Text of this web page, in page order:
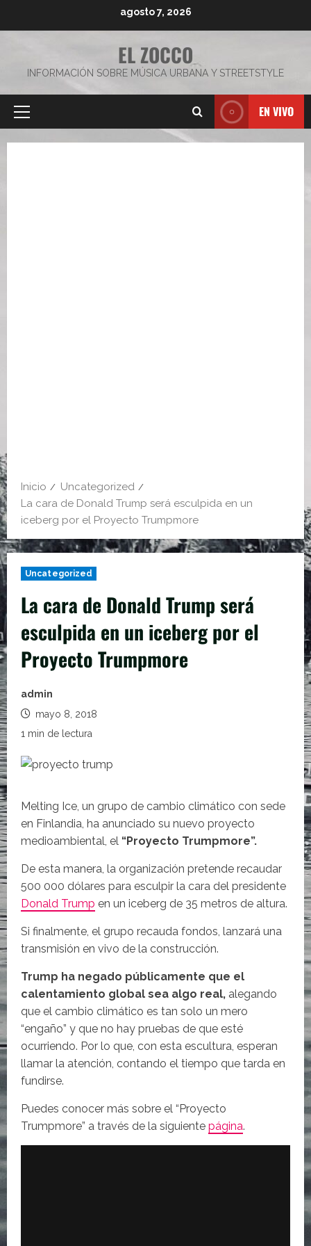
agosto 7, 2026
EL ZOCCO
INFORMACIÓN SOBRE MÚSICA URBANA Y STREETSTYLE
Menú
EN VIVO
Inicio
Uncategorized
La cara de Donald Trump será esculpida en un
iceberg por el Proyecto Trumpmore
Uncategorized
La cara de Donald Trump será
esculpida en un iceberg por el
Proyecto Trumpmore
admin
mayo 8, 2018
1 min de lectura
Melting Ice, un grupo de cambio climático con sede
en Finlandia, ha anunciado su nuevo proyecto
medioambiental, el “Proyecto Trumpmore”.
De esta manera, la organización pretende recaudar
500 000 dólares para esculpir la cara del presidente
Donald Trump en un iceberg de 35 metros de altura.
Si finalmente, el grupo recauda fondos, lanzará una
transmisión en vivo de la construcción.
Trump ha negado públicamente que el
calentamiento global sea algo real, alegando
que el cambio climático es tan solo un mero
“engaño” y que no hay pruebas de que esté
ocurriendo. Por lo que, con esta escultura, esperan
llamar la atención, contando el tiempo que tarda en
fundirse.
Puedes conocer más sobre el “Proyecto
Trumpmore” a través de la siguiente página.